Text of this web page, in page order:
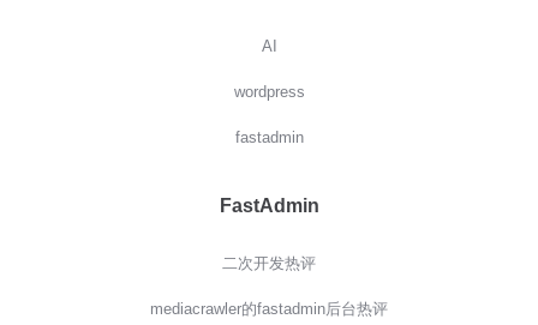
AI
wordpress
fastadmin
FastAdmin
二次开发热评
mediacrawler的fastadmin后台热评